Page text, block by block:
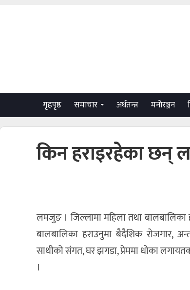
गृहपृष्ठ समाचार अर्थतन्त्र मनाेरञ्जन
किन हराइरहेका छन्
लमजुङ । जिल्लामा महिला तथा
बालबालिका हराउनुमा बैदैशिक रोजगार,
साथीको संगत, घर झगडा, प्रेममा धोका
।